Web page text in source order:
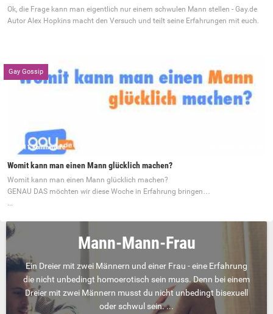
Ok, die Frage kann man eigentlich nur einem schwulen Mann stellen - Gay.de
Autor Alex Hopkins macht den Versuch und teilt seine Erfahrungen mit euch.
Gay Gossip
11 Kommentare
Womit kann man einen Mann glücklich machen?
Womit kann man einen Mann glücklich machen?
GENAU DAS möchten wir diese Woche in Erfahrung bringen…
...
Mann-Mann-Frau
Ein Dreier mit zwei Männern und einer Frau - eine Erfahrung
die nicht unbedingt homoerotisch sein muss. Denn bei einem
Dreier mit zwei Männern musst du nicht unbedingt bisexuell
oder schwul sein. ...